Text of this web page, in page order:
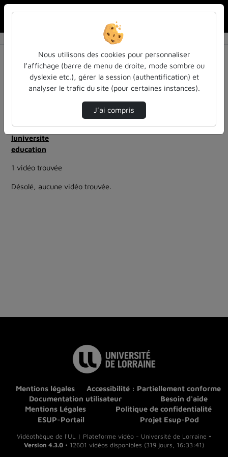
Résultats de la recherche
Filtres actifs (cliquer pour en retirer) :
education
Allemand
ia-lintelligence-artificielle-approches-et-usages-a-
ia-lintelligence-artificielle-approches-et-usages-a-
luniversite
education
1 vidéo trouvée
Désolé, aucune vidéo trouvée.
Mentions légales
Accessibilité : Partiellement conforme
Documentation utilisateur
Besoin d'aide
Mentions Légales
Politique de confidentialité
ESUP-Portail
Projet Esup-Pod
Vidéothèque de l'UL | Plateforme vidéo - Université de Lorraine •
Version 4.3.0 • 12601 vidéos disponibles (319 jours, 16:33:41)
Nous utilisons des cookies pour personnaliser
l’affichage (barre de menu de droite, mode sombre ou
dyslexie etc.), gérer la session (authentification) et
analyser le trafic du site (pour certaines instances).
J’ai compris